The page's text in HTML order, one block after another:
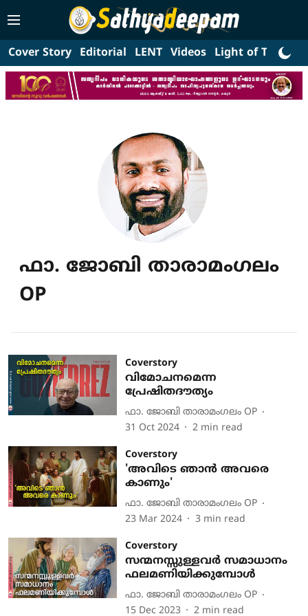
Cover Story Editorial LENT Videos Light of Truth
ഫാ. ജോബി താരാമംഗലം
OP
Coverstory
വിമോചനമെന്ന
പ്രേഷിതദൗത്യം
ഫാ. ജോബി താരാമംഗലം OP
31 Oct 2024
2 min read
Coverstory
'അവിടെ ഞാന്‍ അവരെ
കാണും'
ഫാ. ജോബി താരാമംഗലം OP
23 Mar 2024
3 min read
Coverstory
സന്മനസ്സുള്ളവര്‍ സമാധാനം
ഫലമണിയിക്കുമ്പോള്‍
ഫാ. ജോബി താരാമംഗലം OP
15 Dec 2023
2 min read